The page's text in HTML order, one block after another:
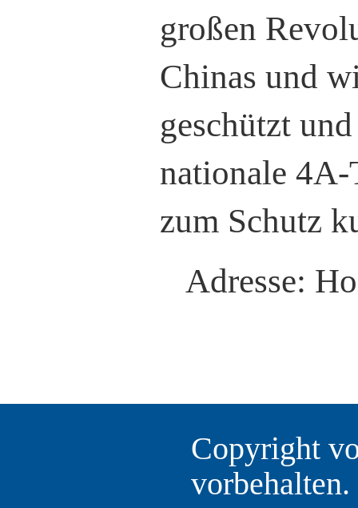
großen
Chinas und
geschützt
nationale 4A-
zum Schutz
Adresse:
Copyright
vorbehalten.